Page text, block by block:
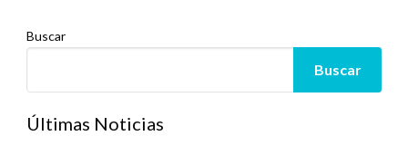
Buscar
Buscar
Últimas Noticias